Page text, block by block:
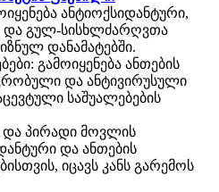
ანტიოქსიდანტური,
და გულ-სისხლძარღვთა
დანამატებში.
გამოიყენება ანთების
და ანტივირუსული
საშუალებების
და პირადი მოვლის
და ანთების
იცავს კანს გარემოს